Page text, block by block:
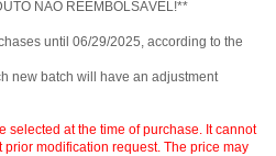
until 06/29/2025, according to the
new batch will have an adjustment
selected at the time of purchase. It cannot
modification request. The price may